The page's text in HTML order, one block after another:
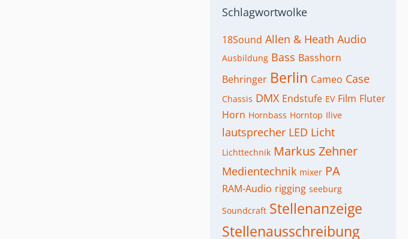
Schlagwortwolke
18Sound Allen & Heath Audio
Ausbildung Bass Basshorn
Behringer Berlin Cameo Case
Chassis DMX Endstufe EV Film Fluter
Horn Hornbass Horntop Ilive
lautsprecher LED Licht
Lichttechnik Markus Zehner
Medientechnik mixer PA
RAM-Audio rigging seeburg
Soundcraft Stellenanzeige
Stellenausschreibung